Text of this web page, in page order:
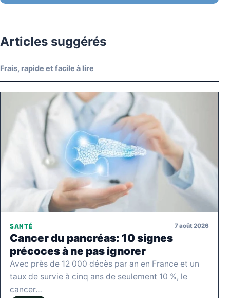
Articles suggérés
Frais, rapide et facile à lire
SANTÉ 7 août 2026
Cancer du pancréas: 10 signes
précoces à ne pas ignorer
Avec près de 12 000 décès par an en France et un
taux de survie à cinq ans de seulement 10 %, le
cancer…